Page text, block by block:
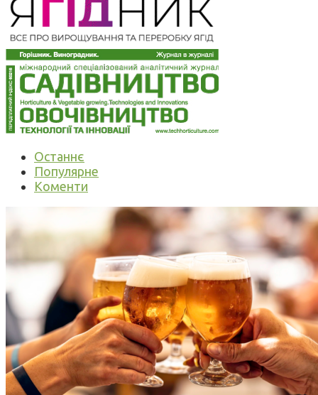
Останнє
Популярне
Коменти